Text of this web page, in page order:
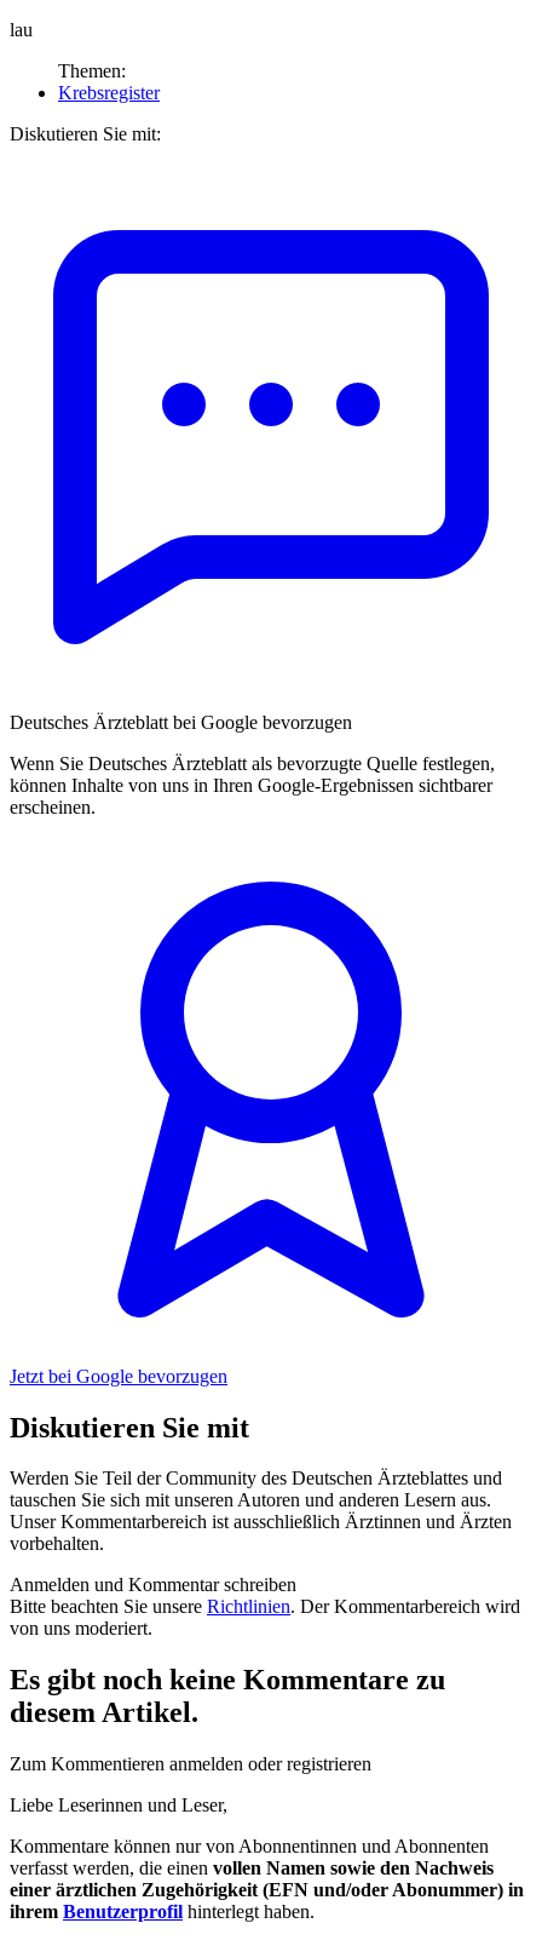
lau
Themen:
Krebsregister
Diskutieren Sie mit:
Deutsches Ärzteblatt bei Google bevorzugen
Wenn Sie Deutsches Ärzteblatt als bevorzugte Quelle festlegen,
können Inhalte von uns in Ihren Google-Ergebnissen sichtbarer
erscheinen.
Jetzt bei Google bevorzugen
Diskutieren Sie mit
Werden Sie Teil der Community des Deutschen Ärzteblattes und
tauschen Sie sich mit unseren Autoren und anderen Lesern aus.
Unser Kommentarbereich ist ausschließlich Ärztinnen und Ärzten
vorbehalten.
Anmelden und Kommentar schreiben
Bitte beachten Sie unsere Richtlinien. Der Kommentarbereich wird
von uns moderiert.
Es gibt noch keine Kommentare zu
diesem Artikel.
Zum Kommentieren anmelden oder registrieren
Liebe Leserinnen und Leser,
Kommentare können nur von Abonnentinnen und Abonnenten
verfasst werden, die einen vollen Namen sowie den Nachweis
einer ärztlichen Zugehörigkeit (EFN und/oder Abonummer) in
ihrem Benutzerprofil hinterlegt haben.